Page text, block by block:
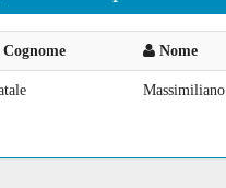
Cognome Nome
Massimiliano